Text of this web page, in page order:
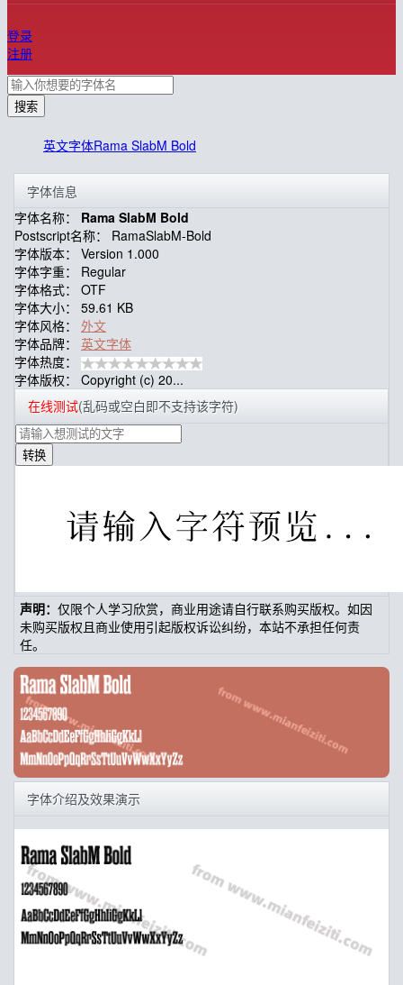
登录
注册
搜索
英文字体Rama SlabM Bold
字体信息
字体名称： Rama SlabM Bold
Postscript名称： RamaSlabM-Bold
字体版本： Version 1.000
字体字重： Regular
字体格式： OTF
字体大小： 59.61 KB
字体风格： 外文
字体品牌： 英文字体
字体热度：
字体版权： Copyright (c) 20...
在线测试(乱码或空白即不支持该字符)
转换
声明： 仅限个人学习欣赏，商业用途请自行联系购买版权。如因
未购买版权且商业使用引起版权诉讼纠纷，本站不承担任何责
任。
字体介绍及效果演示